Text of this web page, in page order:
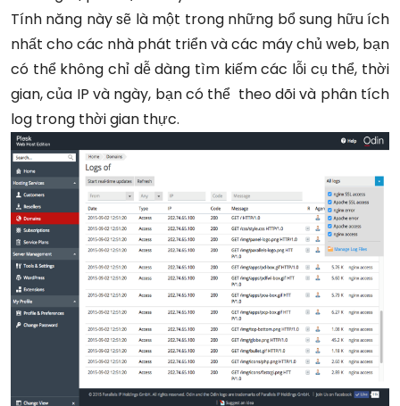
Tính năng này sẽ là một trong những bổ sung hữu ích
nhất cho các nhà phát triển và các máy chủ web, bạn
có thể không chỉ dễ dàng tìm kiếm các lỗi cụ thể, thời
gian, của IP và ngày, bạn có thể theo dõi và phân tích
log trong thời gian thực.